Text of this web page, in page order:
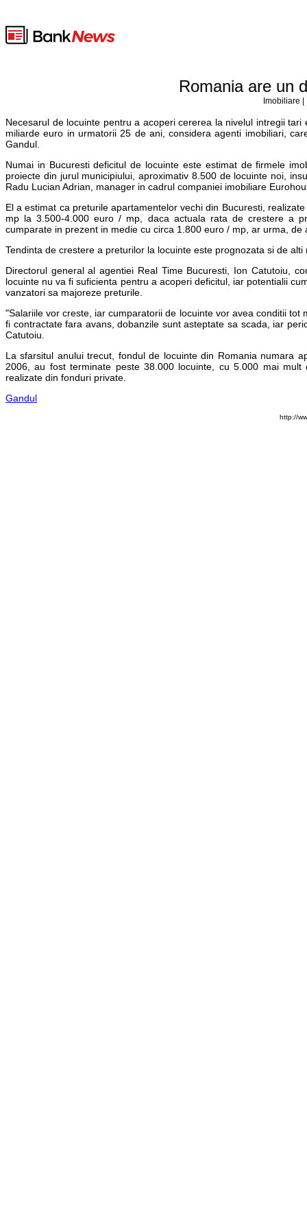
Romania are un
Imobiliare
Necesarul de locuinte pentru a acoperi cererea la nivelul intregii
miliarde euro in urmatorii 25 de ani, considera agenti imobiliari,
Gandul.
Numai in Bucuresti deficitul de locuinte este estimat de firmele
proiecte din jurul municipiului, aproximativ 8.500 de locuinte noi,
Radu Lucian Adrian, manager in cadrul companiei imobiliare
El a estimat ca preturile apartamentelor vechi din Bucuresti,
mp la 3.500-4.000 euro / mp, daca actuala rata de crestere a
cumparate in prezent in medie cu circa 1.800 euro / mp, ar urma,
Tendinta de crestere a preturilor la locuinte este prognozata si de
Directorul general al agentiei Real Time Bucuresti, Ion Catutoiu,
locuinte nu va fi suficienta pentru a acoperi deficitul, iar potentialii
vanzatori sa majoreze preturile.
"Salariile vor creste, iar cumparatorii de locuinte vor avea conditii
fi contractate fara avans, dobanzile sunt asteptate sa scada, iar
Catutoiu.
La sfarsitul anului trecut, fondul de locuinte din Romania numara
2006, au fost terminate peste 38.000 locuinte, cu 5.000 mai
realizate din fonduri private.
Gandul
http://